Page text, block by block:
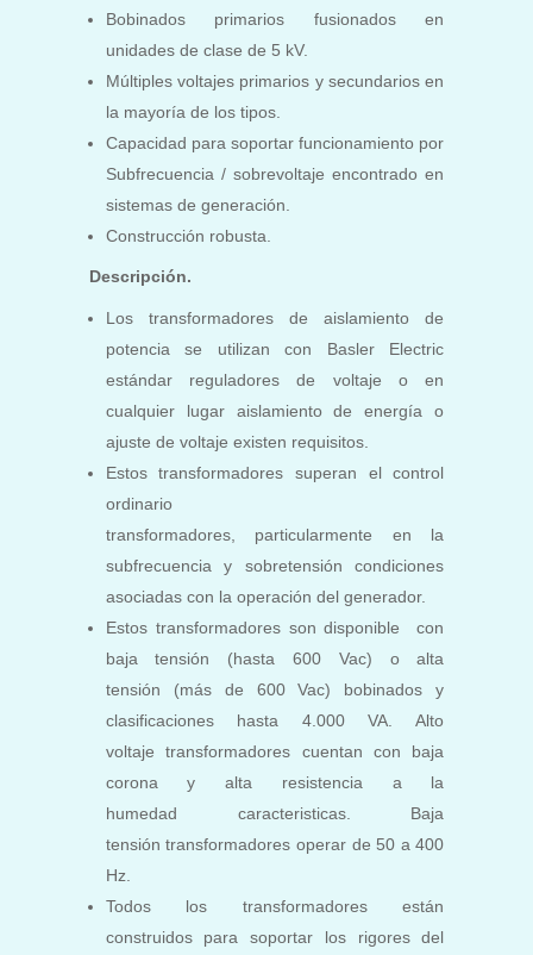
Bobinados primarios fusionados en
unidades de clase de 5 kV.
Múltiples voltajes primarios y secundarios en
la mayoría de los tipos.
Capacidad para soportar funcionamiento por
Subfrecuencia / sobrevoltaje encontrado en
sistemas de generación.
Construcción robusta.
Descripción.
Los transformadores de aislamiento de
potencia se utilizan con Basler Electric
estándar reguladores de voltaje o en
cualquier lugar aislamiento de energía o
ajuste de voltaje existen requisitos.
Estos transformadores superan el control
ordinario
transformadores, particularmente en la
subfrecuencia y sobretensión condiciones
asociadas con la operación del generador.
Estos transformadores son disponible con
baja tensión (hasta 600 Vac) o alta
tensión (más de 600 Vac) bobinados y
clasificaciones hasta 4.000 VA. Alto
voltaje transformadores cuentan con baja
corona y alta resistencia a la
humedad caracteristicas. Baja
tensión transformadores operar de 50 a 400
Hz.
Todos los transformadores están
construidos para soportar los rigores del